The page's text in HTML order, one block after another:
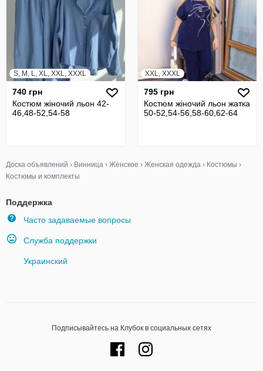
S, M, L, XL, XXL, XXXL
740 грн
Костюм жіночий льон 42-
46,48-52,54-58
XXL, XXXL
795 грн
Костюм жіночий льон жатка
50-52,54-56,58-60,62-64
Доска объявлений › Винница › Женское › Женская одежда › Костюмы ›
Костюмы и комплекты
Поддержка
Часто задаваемые вопросы
Служба поддержки
Украинский
Подписывайтесь на Клубок в социальных сетях